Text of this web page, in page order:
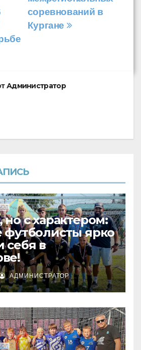
соревнований в
Кургане
Администратор
с характером:
футболисты ярко
себя в
АДМИНИСТРАТОР